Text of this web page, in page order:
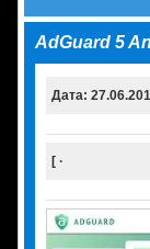
AdGuard 5
Дата:
[ ·